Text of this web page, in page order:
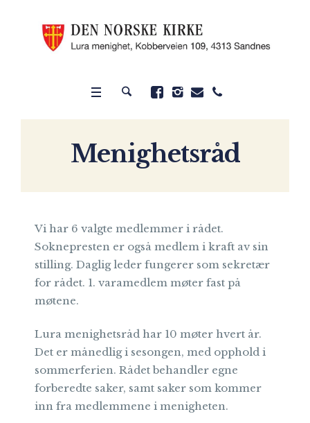
Menighetsråd
Vi har 6 valgte medlemmer i rådet.
Soknepresten er også medlem i kraft av sin
stilling. Daglig leder fungerer som sekretær
for rådet. 1. varamedlem møter fast på
møtene.
Lura menighetsråd har 10 møter hvert år.
Det er månedlig i sesongen, med opphold i
sommerferien. Rådet behandler egne
forberedte saker, samt saker som kommer
inn fra medlemmene i menigheten.